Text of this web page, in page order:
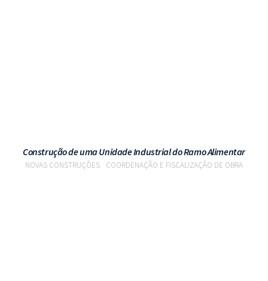
Construção de uma Unidade Industrial do Ramo Alimentar
NOVAS CONSTRUÇÕES COORDENAÇÃO E FISCALIZAÇÃO DE OBRA